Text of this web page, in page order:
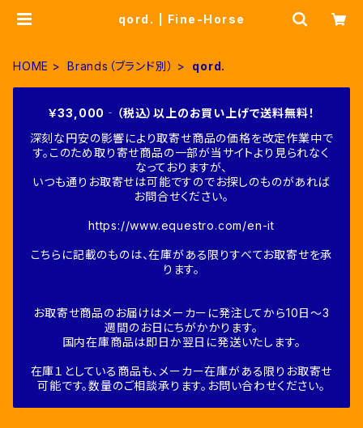
qord. | Fine-Horse
HOME Brands（ブランド別） qord.
￥33,000‐（税込）以上のお買い上げで送料無料！
深刻な円安の影響により取寄せ商品の価格を改定作業中で
す。このため取り寄せ商品の一部が当サイトより見られなく
なっておりますが、
いつも通りお取寄せは可能ですのでお探しのものがあれば
お問合せください。
https://www.equestro.com/en-it
こちらに記載のものは、在庫がある限りすべてお取寄せを承
ります。
お取寄せ商品のお届けはメーカーに発注してから10日～3
週間のお日にちがかかります。
国内在庫商品は即日か翌日に発送いたします。
在庫１としている商品も、メーカー在庫がある限りお取寄せ
可能です。数量のご相談承ります。お問い合わせください。